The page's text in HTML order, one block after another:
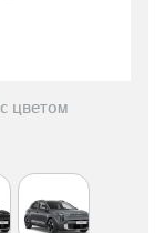
цветом